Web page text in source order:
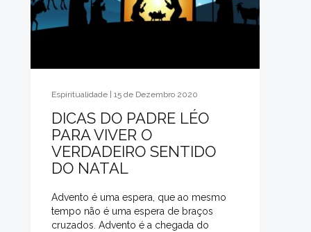
Espiritualidade | 15 de Dezembro 2020
DICAS DO PADRE LÉO
PARA VIVER O
VERDADEIRO SENTIDO
DO NATAL
Advento é uma espera, que ao mesmo
tempo não é uma espera de braços
cruzados. Advento é a chegada do